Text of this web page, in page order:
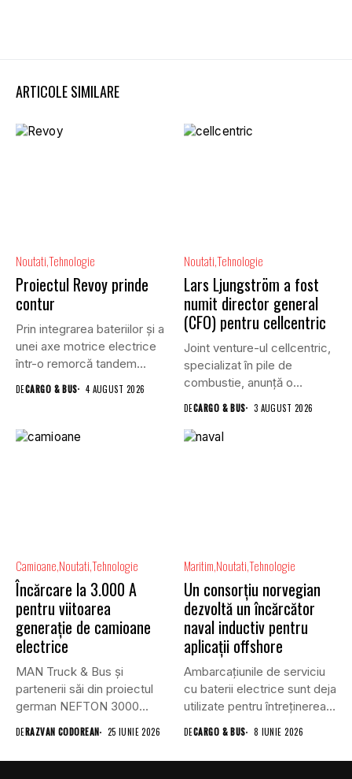
ARTICOLE SIMILARE
NoutatiTehnologie
Proiectul Revoy prinde
contur
Prin integrarea bateriilor și a
unei axe motrice electrice
într-o remorcă tandem...
DECARGO & BUS 4 AUGUST 2026
NoutatiTehnologie
Lars Ljungström a fost
numit director general
(CFO) pentru cellcentric
Joint venture-ul cellcentric,
specializat în pile de
combustie, anunță o
DECARGO & BUS 3 AUGUST 2026
Camioane NoutatiTehnologie
Încărcare la 3.000 A
pentru viitoarea
generație de camioane
electrice
MAN Truck & Bus și
partenerii săi din proiectul
german NEFTON 3000...
DERAZVAN CODOREAN 25 IUNIE 2026
Maritim NoutatiTehnologie
Un consorțiu norvegian
dezvoltă un încărcător
naval inductiv pentru
aplicații offshore
Ambarcațiunile de serviciu
cu baterii electrice sunt deja
utilizate pentru întreținerea
parcurilor...
DECARGO & BUS 8 IUNIE 2026